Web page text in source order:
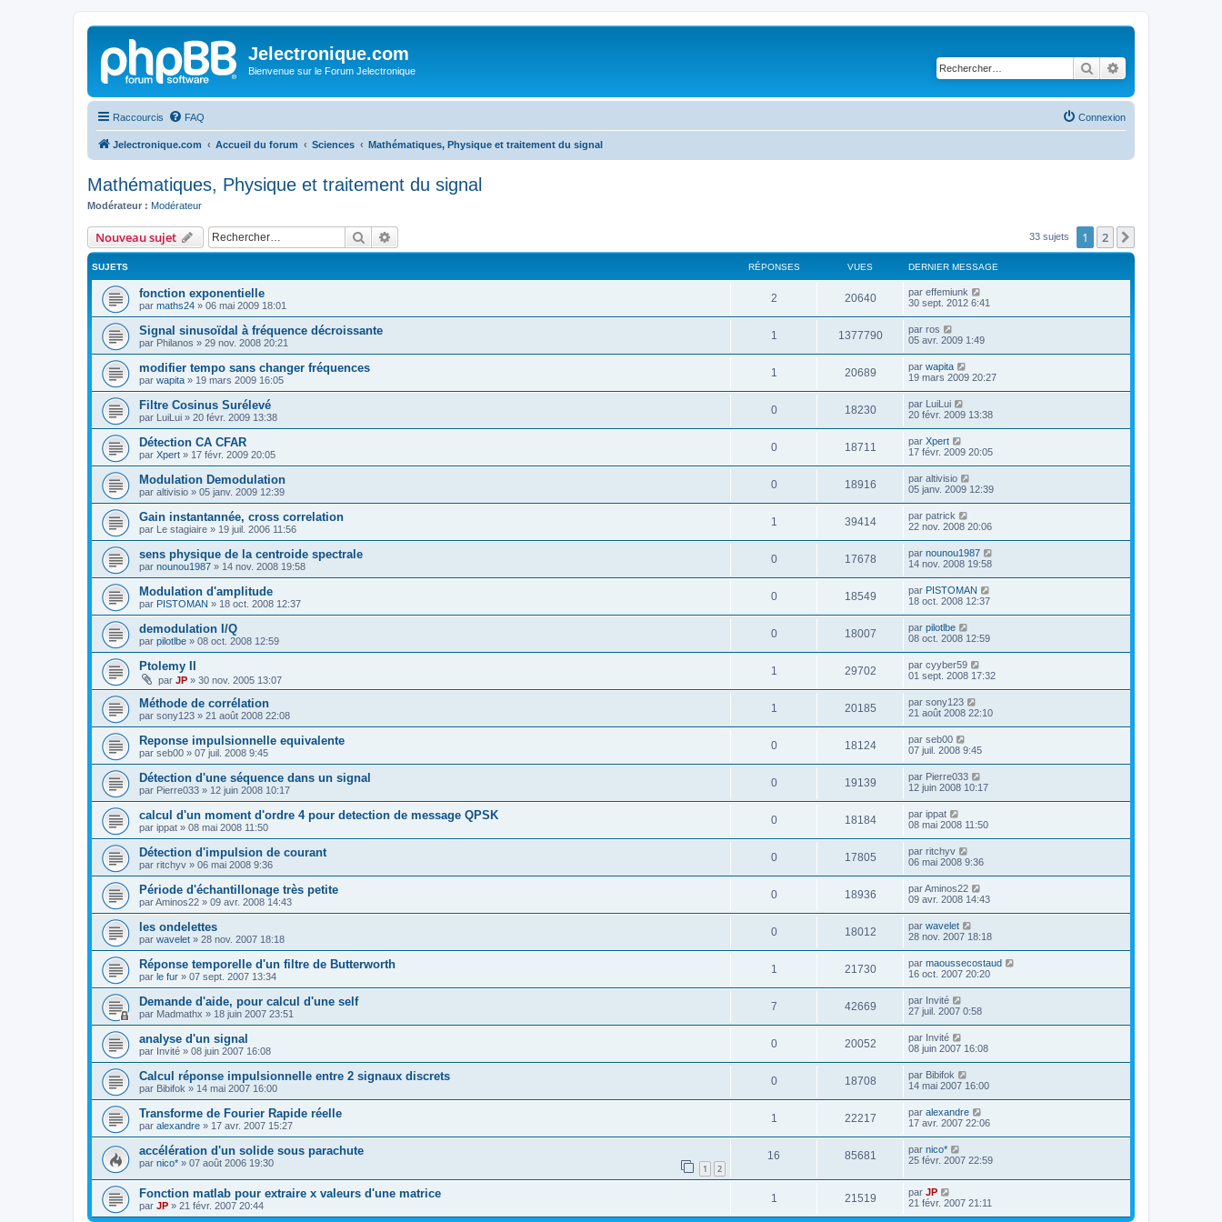
Jelectronique.com
Bienvenue sur le Forum Jelectronique Rechercher
Raccourcis FAQ Connexion
Jelectronique.com Accueil du forum Sciences Mathématiques, Physique et traitement du signal
Mathématiques, Physique et traitement du signal
Modérateur : Modérateur
Nouveau sujet Rechercher 33 sujets 1 2
SUJETS RÉPONSES VUES DERNIER MESSAGE
fonction exponentielle
par maths24 » 06 mai 2009 18:01
2 20640 par effemiunk
30 sept. 2012 6:41
Signal sinusoïdal à fréquence décroissante
par Philanos » 29 nov. 2008 20:21
1 1377790 par ros
05 avr. 2009 1:49
modifier tempo sans changer fréquences
par wapita » 19 mars 2009 16:05
1 20689 par wapita
19 mars 2009 20:27
Filtre Cosinus Surélevé
par LuiLui » 20 févr. 2009 13:38
0 18230 par LuiLui
20 févr. 2009 13:38
Détection CA CFAR
par Xpert » 17 févr. 2009 20:05
0 18711 par Xpert
17 févr. 2009 20:05
Modulation Demodulation
par altivisio » 05 janv. 2009 12:39
0 18916 par altivisio
05 janv. 2009 12:39
Gain instantannée, cross correlation
par Le stagiaire » 19 juil. 2006 11:56
1 39414 par patrick
22 nov. 2008 20:06
sens physique de la centroide spectrale
par nounou1987 » 14 nov. 2008 19:58
0 17678 par nounou1987
14 nov. 2008 19:58
Modulation d'amplitude
par PISTOMAN » 18 oct. 2008 12:37
0 18549 par PISTOMAN
18 oct. 2008 12:37
demodulation I/Q
par pilotlbe » 08 oct. 2008 12:59
0 18007 par pilotlbe
08 oct. 2008 12:59
Ptolemy II
par JP » 30 nov. 2005 13:07
1 29702 par cyyber59
01 sept. 2008 17:32
Méthode de corrélation
par sony123 » 21 août 2008 22:08
1 20185 par sony123
21 août 2008 22:10
Reponse impulsionnelle equivalente
par seb00 » 07 juil. 2008 9:45
0 18124 par seb00
07 juil. 2008 9:45
Détection d'une séquence dans un signal
par Pierre033 » 12 juin 2008 10:17
0 19139 par Pierre033
12 juin 2008 10:17
calcul d'un moment d'ordre 4 pour detection de message QPSK
par ippat » 08 mai 2008 11:50
0 18184 par ippat
08 mai 2008 11:50
Détection d'impulsion de courant
par ritchyv » 06 mai 2008 9:36
0 17805 par ritchyv
06 mai 2008 9:36
Période d'échantillonage très petite
parAminos22 » 09 avr. 2008 14:43
0 18936 parAminos22
09 avr. 2008 14:43
les ondelettes
par wavelet » 28 nov. 2007 18:18
0 18012 par wavelet
28 nov. 2007 18:18
Réponse temporelle d'un filtre de Butterworth
par le fur » 07 sept. 2007 13:34
1 21730 par maoussecostaud
16 oct. 2007 20:20
Demande d'aide, pour calcul d'une self
par Madmathx » 18 juin 2007 23:51
7 42669 par Invité
27 juil. 2007 0:58
analyse d'un signal
par Invité » 08 juin 2007 16:08
0 20052 par Invité
08 juin 2007 16:08
Calcul réponse impulsionnelle entre 2 signaux discrets
par Bibifok » 14 mai 2007 16:00
0 18708 par Bibifok
14 mai 2007 16:00
Transforme de Fourier Rapide réelle
par alexandre » 17 avr. 2007 15:27
1 22217 par alexandre
17 avr. 2007 22:06
accélération d'un solide sous parachute
par nico* » 07 août 2006 19:30 1 2
16 85681 par nico*
25 févr. 2007 22:59
Fonction matlab pour extraire x valeurs d'une matrice
par JP » 21 févr. 2007 20:44
1 21519 par JP
21 févr. 2007 21:11